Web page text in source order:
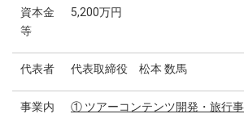
資本金
等
5,200万円
代表者 代表取締役 松本 数馬
事業内
① ツアーコンテンツ開発・旅行